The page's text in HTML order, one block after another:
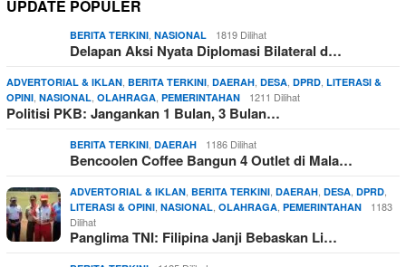
UPDATE POPULER
BERITA TERKINI NASIONAL 1819 Dilihat
Delapan Aksi Nyata Diplomasi Bilateral d…
ADVERTORIAL & IKLAN BERITA TERKINI DAERAH DESA DPRD LITERASI &
OPINI NASIONAL OLAHRAGA PEMERINTAHAN 1211 Dilihat
Politisi PKB: Jangankan 1 Bulan, 3 Bulan…
BERITA TERKINI DAERAH 1186 Dilihat
Bencoolen Coffee Bangun 4 Outlet di Mala…
ADVERTORIAL & IKLAN BERITA TERKINI DAERAH DESA DPRD
LITERASI & OPINI NASIONAL OLAHRAGA PEMERINTAHAN
1183
Dilihat
Panglima TNI: Filipina Janji Bebaskan Li…